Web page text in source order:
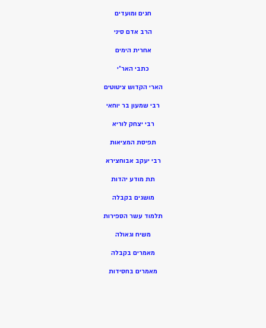
חגים ומועדים
הרב אדם סיני
אחרית הימים
כתבי האר”י
הארי הקדוש ציטוטים
רבי שמעון בר יוחאי
רבי יצחק לוריא
תפיסת המציאות
רבי יעקב אבוחצירא
תת מודע יהדות
מושגים בקבלה
תלמוד עשר הספירות
משיח וגאולה
מאמרים בקבלה
מאמרים בחסידות